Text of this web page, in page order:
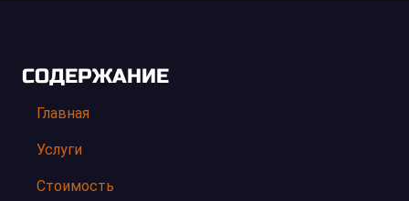
СОДЕРЖАНИЕ
Главная
Услуги
Стоимость